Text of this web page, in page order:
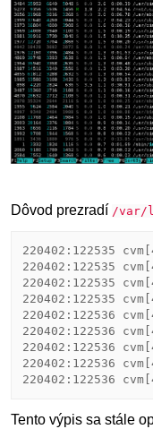
Dôvod prezradí /var/
220402:122535
220402:122535
220402:122535
220402:122535
220402:122536
220402:122536
220402:122536
220402:122536
Tento výpis sa stále